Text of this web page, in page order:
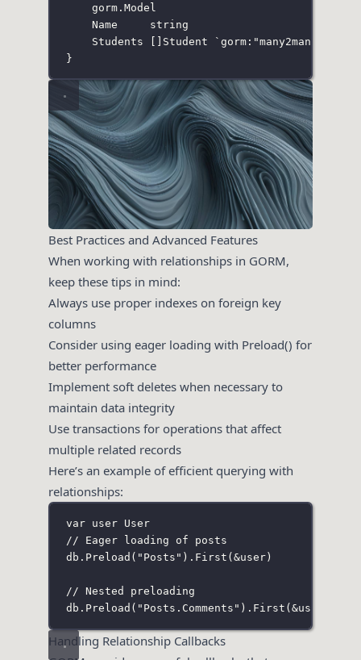
gorm. Model
Name string
Students [] Student `
}
Best Practices and Advanced Features
When working with relationships in GORM,
keep these tips in mind:
Always use proper indexes on foreign key
columns
Consider using eager loading with Preload() for
better performance
Implement soft deletes when necessary to
maintain data integrity
Use transactions for operations that affect
multiple related records
Here’s an example of efficient querying with
relationships:
var user User
// Eager loading of posts
db. Preload ( " Posts " ). First ( &user)
// Nested preloading
db. Preload ( " Posts.Comments " ). First ( &user)
Handling Relationship Callbacks